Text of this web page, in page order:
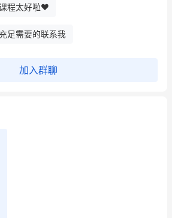
程太好啦❤️
足需要的联系我
加入群聊